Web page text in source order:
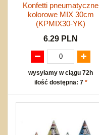
Konfetti pneumatyczne
kolorowe MIX 30cm
(KPMIX30-YK)
6.29 PLN
wysyłamy w ciągu 72h
ilość dostępna: 7 *